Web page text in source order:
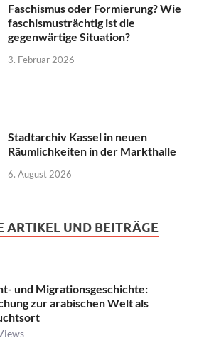
Faschismus oder Formierung? Wie
faschismusträchtig ist die
gegenwärtige Situation?
3. Februar 2026
Stadtarchiv Kassel in neuen
Räumlichkeiten in der Markthalle
6. August 2026
ARTIKEL UND BEITRÄGE
und Migrationsgeschichte:
zur arabischen Welt als